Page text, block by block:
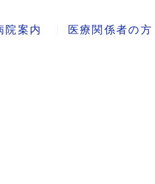
院案内 医療関係者の方